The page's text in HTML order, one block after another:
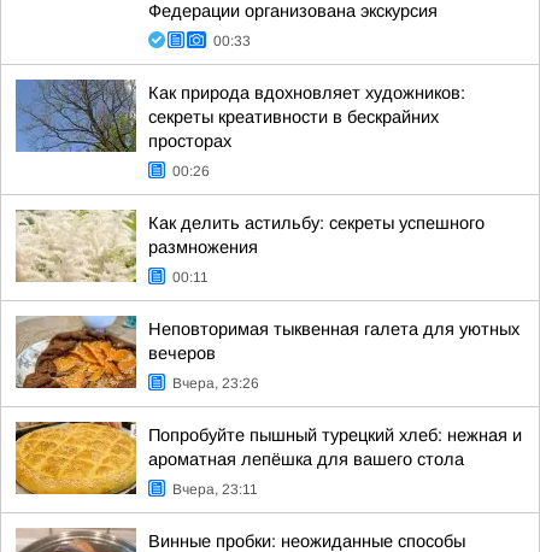
Федерации организована экскурсия
00:33
Как природа вдохновляет художников:
секреты креативности в бескрайних
просторах
00:26
Как делить астильбу: секреты успешного
размножения
00:11
Неповторимая тыквенная галета для уютных
вечеров
Вчера, 23:26
Попробуйте пышный турецкий хлеб: нежная и
ароматная лепёшка для вашего стола
Вчера, 23:11
Винные пробки: неожиданные способы